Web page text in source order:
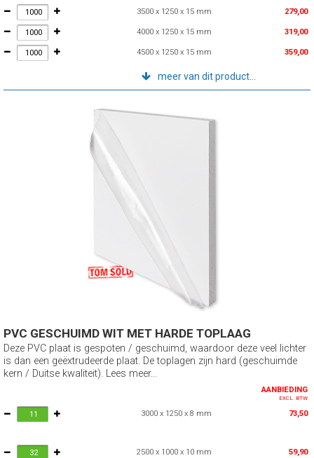
3500 x 1250 x 15 mm 279,00
4000 x 1250 x 15 mm 319,00
4500 x 1250 x 15 mm 359,00
meer van dit product...
PVC GESCHUIMD WIT MET HARDE TOPLAAG
Deze PVC plaat is gespoten / geschuimd, waardoor deze veel lichter
is dan een geëxtrudeerde plaat. De toplagen zijn hard (geschuimde
kern / Duitse kwaliteit). Lees meer...
AANBIEDING
EXCL. BTW
3000 x 1250 x 8 mm 73,50
2500 x 1000 x 10 mm 59,90